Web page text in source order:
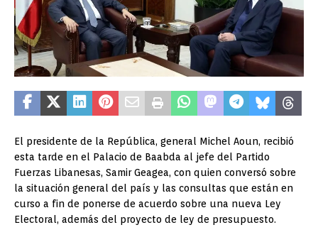
El presidente de la República, general Michel Aoun, recibió
esta tarde en el Palacio de Baabda al jefe del Partido
Fuerzas Libanesas, Samir Geagea, con quien conversó sobre
la situación general del país y las consultas que están en
curso a fin de ponerse de acuerdo sobre una nueva Ley
Electoral, además del proyecto de ley de presupuesto.